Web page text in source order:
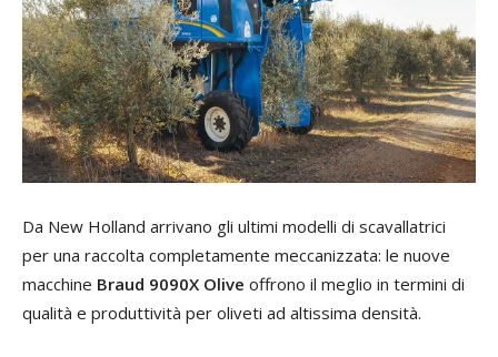
Da New Holland arrivano gli ultimi modelli di scavallatrici
per una raccolta completamente meccanizzata: le nuove
macchine Braud 9090X Olive offrono il meglio in termini di
qualità e produttività per oliveti ad altissima densità.